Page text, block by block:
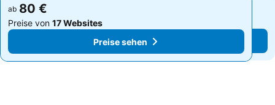
ab 80 €
Preise von 17 Websites
Preise sehen
ab 80 €
Preise von 17 Websites
Preise sehen